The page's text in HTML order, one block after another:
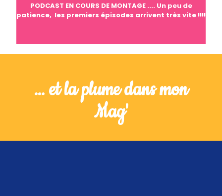
PODCAST EN COURS DE MONTAGE .... Un peu de
patience, les premiers épisodes arrivent très vite !!!!
... et la plume dans mon
Mag'